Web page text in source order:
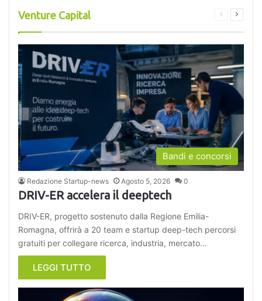
Venture Capital
PaginaPagina
Bandi e concorsi
Redazione Startup-news Agosto 5, 2026 0
DRIV-ER accelera il deeptech
DRIV-ER, progetto sostenuto dalla Regione Emilia-
Romagna, offrirà a 20 team e startup deep-tech percorsi
gratuiti per collegare ricerca, industria, mercato…
LEGGI TUTTO